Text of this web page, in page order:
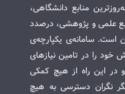
منابع دانشگاهی،
علمی و پژوهشی، درصدد
است. سامانه‌ی یکپارچه‌ی
خود را در تامین نیازهای
در این راه از هیچ کمکی
نگران دسترسی به هیچ